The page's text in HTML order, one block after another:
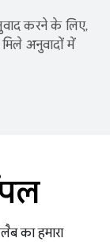
करने के लिए,
अनुवादों में
का हमारा